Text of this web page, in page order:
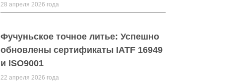
28 апреля 2026 года
Фучуньское точное литье: Успешно
обновлены сертификаты IATF 16949
и ISO9001
22 апреля 2026 года